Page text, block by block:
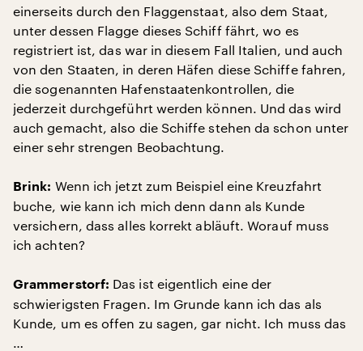
einerseits durch den Flaggenstaat, also dem Staat,
unter dessen Flagge dieses Schiff fährt, wo es
registriert ist, das war in diesem Fall Italien, und auch
von den Staaten, in deren Häfen diese Schiffe fahren,
die sogenannten Hafenstaatenkontrollen, die
jederzeit durchgeführt werden können. Und das wird
auch gemacht, also die Schiffe stehen da schon unter
einer sehr strengen Beobachtung.
Brink: Wenn ich jetzt zum Beispiel eine Kreuzfahrt
buche, wie kann ich mich denn dann als Kunde
versichern, dass alles korrekt abläuft. Worauf muss
ich achten?
Grammerstorf: Das ist eigentlich eine der
schwierigsten Fragen. Im Grunde kann ich das als
Kunde, um es offen zu sagen, gar nicht. Ich muss das
…